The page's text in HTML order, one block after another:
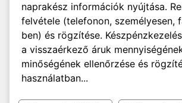
naprakész információk nyújtása.
felvétele (telefonon, személyesen,
ben) és rögzítése.
a visszaérkező áruk
minőségének ellenőrzése és
használatban...